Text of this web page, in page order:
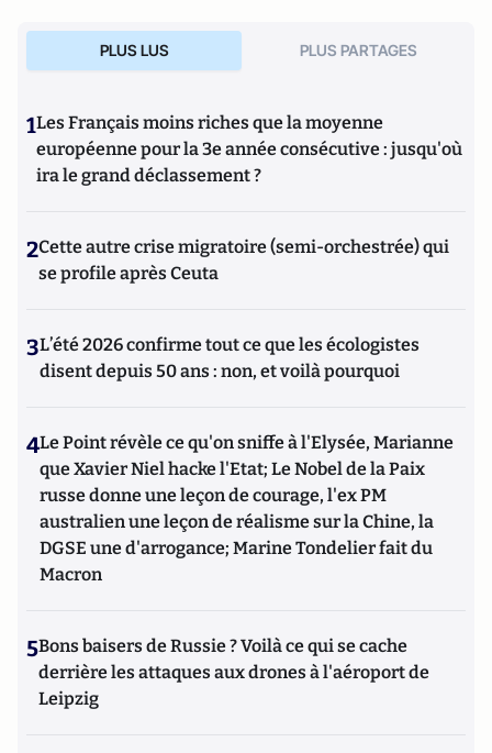
PLUS LUS PLUS PARTAGES
1Les Français moins riches que la moyenne
européenne pour la 3e année consécutive : jusqu'où
ira le grand déclassement ?
2Cette autre crise migratoire (semi-orchestrée) qui
se profile après Ceuta
3L’été 2026 confirme tout ce que les écologistes
disent depuis 50 ans : non, et voilà pourquoi
4Le Point révèle ce qu'on sniffe à l'Elysée, Marianne
que Xavier Niel hacke l'Etat; Le Nobel de la Paix
russe donne une leçon de courage, l'ex PM
australien une leçon de réalisme sur la Chine, la
DGSE une d'arrogance; Marine Tondelier fait du
Macron
5Bons baisers de Russie ? Voilà ce qui se cache
derrière les attaques aux drones à l'aéroport de
Leipzig